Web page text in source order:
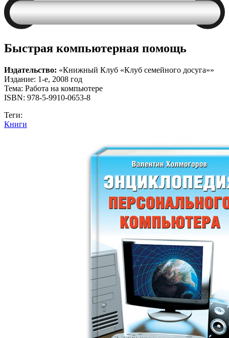
Быстрая компьютерная помощь
Издательство: «Книжный Клуб «Клуб семейного досуга»»
Издание: 1-е, 2008 год
Тема: Работа на компьютере
ISBN: 978-5-9910-0653-8
Теги:
Книги